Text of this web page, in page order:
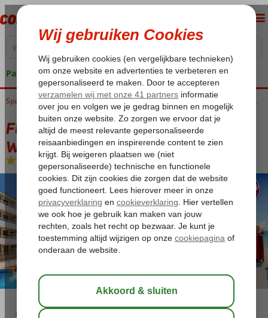
Pakketgarantie
Home Balearen Mallorca Magaluf-Calvia Beach Fly & Go Fergus Club Mallorca Waterpark
Fly & Go Fergus Club Mallorca
Waterpark
All Inclusive-Hotel
02:30 bewaar